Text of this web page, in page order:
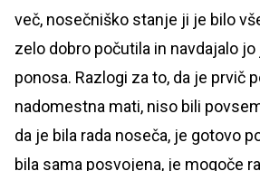
več, nosečniško stanje ji je bilo
zelo dobro počutila in navdajalo
ponosa. Razlogi za to, da je prvič
nadomestna mati, niso bili
da je bila rada noseča, je gotovo
bila sama posvojena, je mogoče